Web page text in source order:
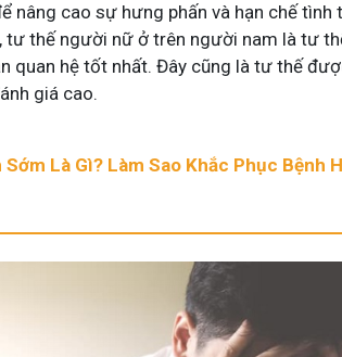
nâng cao sự hưng phấn và hạn chế tình
thế người nữ ở trên người nam là tư
quan hệ tốt nhất. Đây cũng là tư thế
giá cao.
Là Gì? Làm Sao Khắc Phục Bệnh
sinh hoạt.
da và
Góc nhỏ tôi chia sẻ với bà con về
tất tần tật kiến thức sức khỏe và cách